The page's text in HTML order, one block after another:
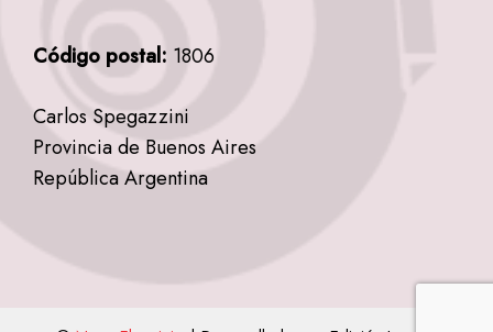
Código postal: 1806
Carlos Spegazzini
Provincia de Buenos Aires
República Argentina